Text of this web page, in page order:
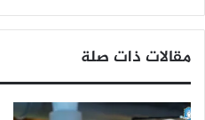
مقالات ذات صلة